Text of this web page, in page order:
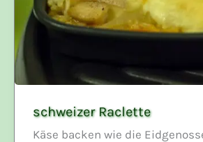
schweizer Raclette
Käse backen wie die